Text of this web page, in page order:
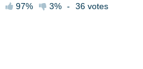
97% 3% - 36 votes